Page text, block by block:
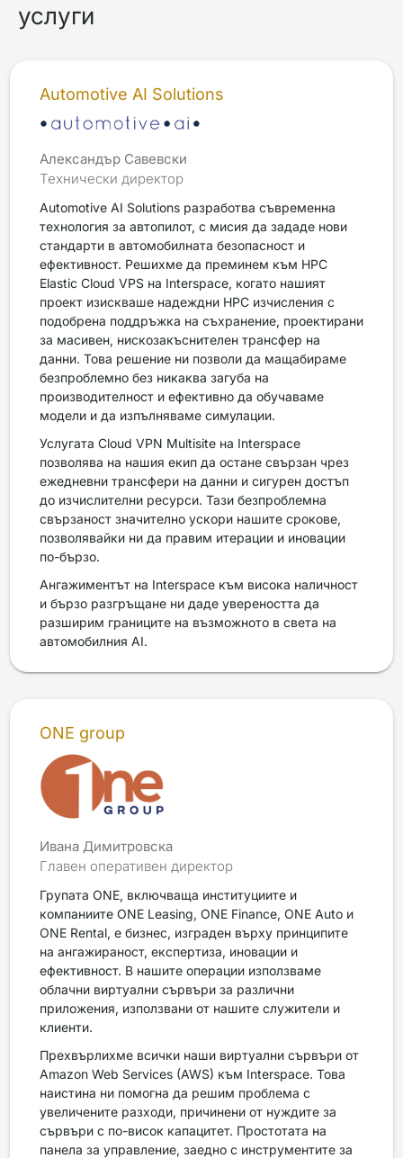
услуги
Automotive AI Solutions
Александър Савевски
Технически директор
Automotive AI Solutions разработва съвременна
технология за автопилот, с мисия да зададе нови
стандарти в автомобилната безопасност и
ефективност. Решихме да преминем към HPC
Elastic Cloud VPS на Interspace, когато нашият
проект изискваше надеждни HPC изчисления с
подобрена поддръжка на съхранение, проектирани
за масивен, нискозакъснителен трансфер на
данни. Това решение ни позволи да мащабираме
безпроблемно без никаква загуба на
производителност и ефективно да обучаваме
модели и да изпълняваме симулации.
Услугата Cloud VPN Multisite на Interspace
позволява на нашия екип да остане свързан чрез
ежедневни трансфери на данни и сигурен достъп
до изчислителни ресурси. Тази безпроблемна
свързаност значително ускори нашите срокове,
позволявайки ни да правим итерации и иновации
по-бързо.
Ангажиментът на Interspace към висока наличност
и бързо разгръщане ни даде увереността да
разширим границите на възможното в света на
автомобилния AI.
ONE group
Ивана Димитровска
Главен оперативен директор
Групата ONE, включваща институциите и
компаниите ONE Leasing, ONE Finance, ONE Auto и
ONE Rental, е бизнес, изграден върху принципите
на ангажираност, експертиза, иновации и
ефективност. В нашите операции използваме
облачни виртуални сървъри за различни
приложения, използвани от нашите служители и
клиенти.
Прехвърлихме всички наши виртуални сървъри от
Amazon Web Services (AWS) към Interspace. Това
наистина ни помогна да решим проблема с
увеличените разходи, причинени от нуждите за
сървъри с по-висок капацитет. Простотата на
панела за управление, заедно с инструментите за